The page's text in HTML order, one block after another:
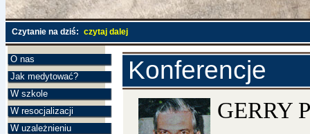
Czytanie na dziś: czytaj dalej
O nas
Jak medytować?
W szkole
W resocjalizacji
W uzależnieniu
Konferencje
GERRY